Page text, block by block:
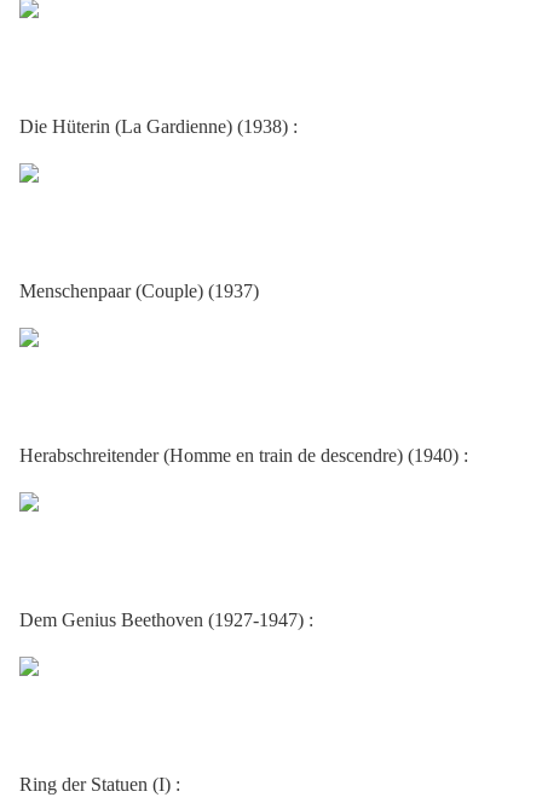
Die Hüterin (La Gardienne) (1938) :
Menschenpaar (Couple) (1937)
Herabschreitender (Homme en train de descendre) (1940) :
Dem Genius Beethoven (1927-1947) :
Ring der Statuen (I) :